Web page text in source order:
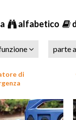
alfabetico
parte
di